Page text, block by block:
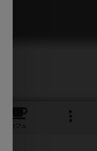
カフェ